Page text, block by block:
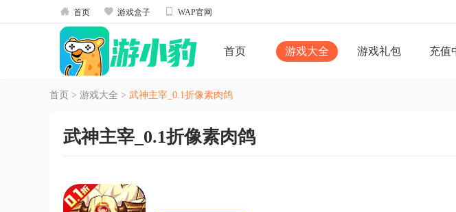
 首页  游戏盒子  WAP官网
首页 游戏大全 游戏礼包 充值
首页 > 游戏大全 > 武神主宰_0.1折像素肉鸽
武神主宰_0.1折像素肉鸽